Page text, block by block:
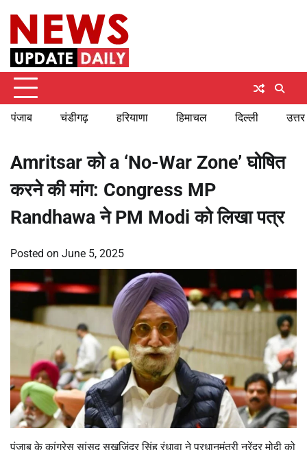
content
पंजाब चंडीगढ़ हरियाणा हिमाचल दिल्ली
Amritsar को a ‘No-War Zone’ घोषित
करने की मांग: Congress MP
Randhawa ने PM Modi को लिखा पत्र
Posted on June 5, 2025
पंजाब के कांग्रेस सांसद सुखजिंदर सिंह रंधावा ने प्रधानमंत्री नरेंद्र मोदी को